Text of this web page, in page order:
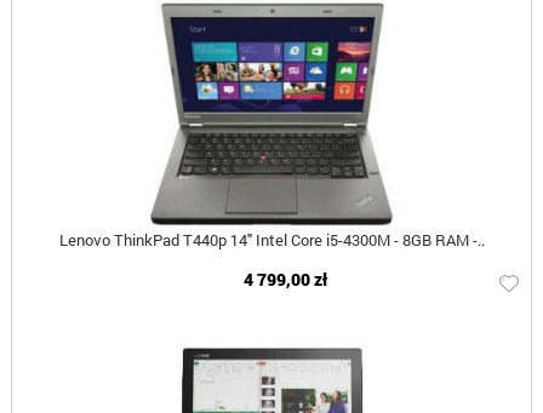
Lenovo ThinkPad T440p 14" Intel Core i5-4300M - 8GB RAM -..
4 799,00 zł